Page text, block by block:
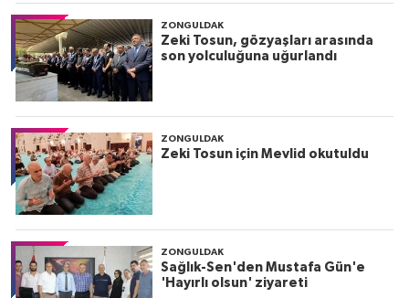
ZONGULDAK
Zeki Tosun, gözyaşları arasında
son yolculuğuna uğurlandı
ZONGULDAK
Zeki Tosun için Mevlid okutuldu
ZONGULDAK
Sağlık-Sen'den Mustafa Gün'e
'Hayırlı olsun' ziyareti